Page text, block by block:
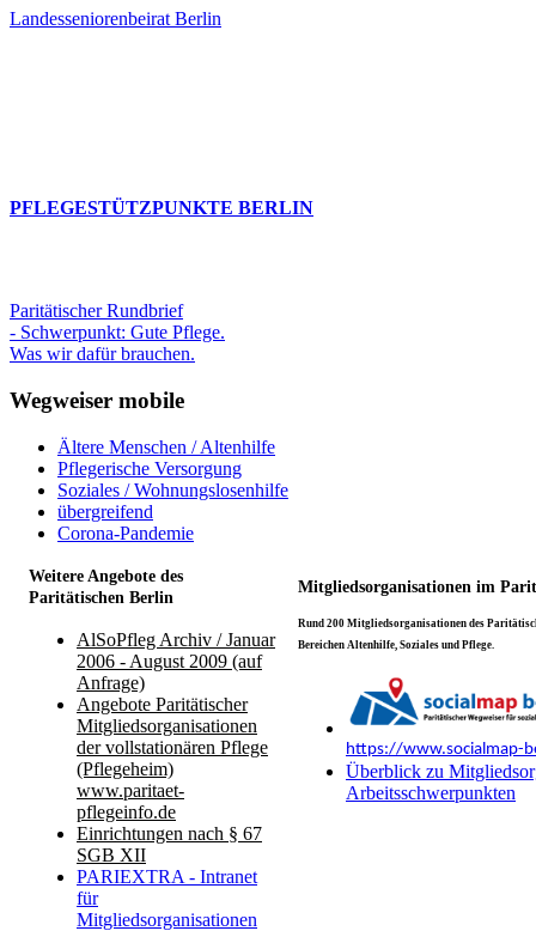
Landesseniorenbeirat Berlin
PFLEGESTÜTZPUNKTE BERLIN
Paritätischer Rundbrief
- Schwerpunkt: Gute Pflege.
Was wir dafür brauchen.
Wegweiser mobile
Ältere Menschen / Altenhilfe
Pflegerische Versorgung
Soziales / Wohnungslosenhilfe
übergreifend
Corona-Pandemie
Weitere Angebote des
Paritätischen Berlin
Mitgliedsorganisationen im
AlSoPfleg Archiv / Januar
2006 - August 2009 (auf
Anfrage)
Angebote Paritätischer
Mitgliedsorganisationen
der vollstationären Pflege
(Pflegeheim)
www.paritaet-
pflegeinfo.de
Einrichtungen nach § 67
SGB XII
PARIEXTRA - Intranet
für
Mitgliedsorganisationen
Rund 200 Mitgliedsorganisationen des
Bereichen Altenhilfe, Soziales und Pflege.
https://www.socialmap-
Überblick zu
Arbeitsschwerpunkten